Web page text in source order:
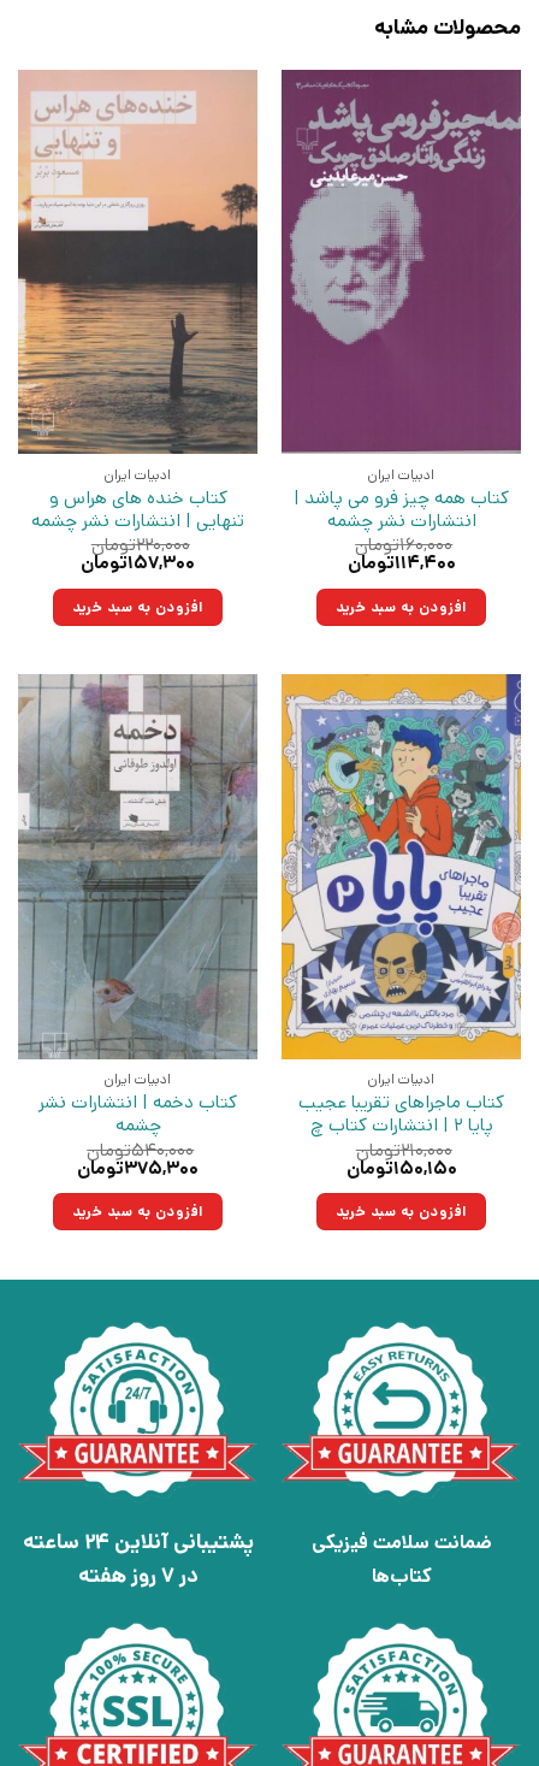
محصولات مشابه
ادبیات ایران
کتاب همه چیز فرو می پاشد |
انتشارات نشر چشمه
۱۶۰,۰۰۰تومان
قیمت
۱۶۰,۰۰۰تومان
بود.
۱۱۴,۴۰۰تومان
۱۱۴,۴۰۰تومان.افزودن به سبد خرید
ادبیات ایران
کتاب خنده های هراس و
تنهایی | انتشارات نشر چشمه
۲۲۰,۰۰۰تومان
قیمت
۲۲۰,۰۰۰تومان
بود.
۱۵۷,۳۰۰تومان
۱۵۷,۳۰۰تومان.افزودن به سبد خرید
ادبیات ایران
کتاب ماجراهای تقریبا عجیب
پایا 2 | انتشارات کتاب چ
۲۱۰,۰۰۰تومان
قیمت
۲۱۰,۰۰۰تومان
بود.
۱۵۰,۱۵۰تومان
۱۵۰,۱۵۰تومان.افزودن به سبد خرید
ادبیات ایران
کتاب دخمه | انتشارات نشر
چشمه
۵۴۰,۰۰۰تومان
قیمت
۵۴۰,۰۰۰تومان
بود.
۳۷۵,۳۰۰تومان
۳۷۵,۳۰۰تومان.افزودن به سبد خرید
ضمانت سلامت فیزیکی
کتاب‌ها
پشتیبانی آنلاین 24 ساعته
در 7 روز هفته